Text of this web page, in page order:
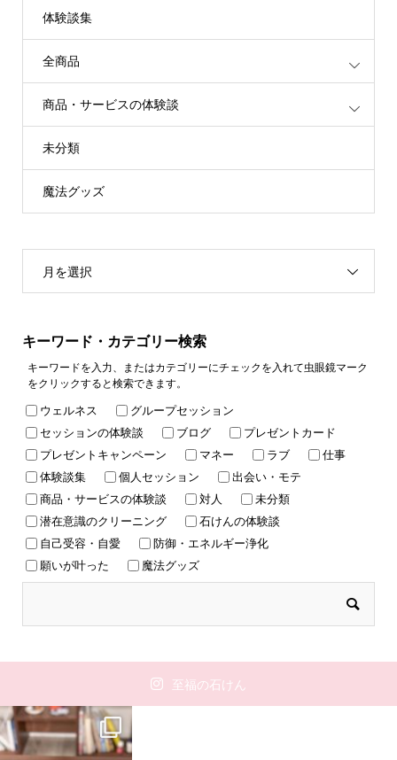
体験談集
全商品
商品・サービスの体験談
未分類
魔法グッズ
月を選択
キーワード・カテゴリー検索
キーワードを入力、またはカテゴリーにチェックを入れて虫眼鏡マーク
をクリックすると検索できます。
ウェルネス
グループセッション
セッションの体験談
ブログ
プレゼントカード
プレゼントキャンペーン
マネー ラブ
仕事
体験談集
個人セッション
出会い・モテ
商品・サービスの体験談
対人
未分類
潜在意識のクリーニング
石けんの体験談
自己受容・自愛
防御・エネルギー浄化
願いが叶った
魔法グッズ
至福の石けん